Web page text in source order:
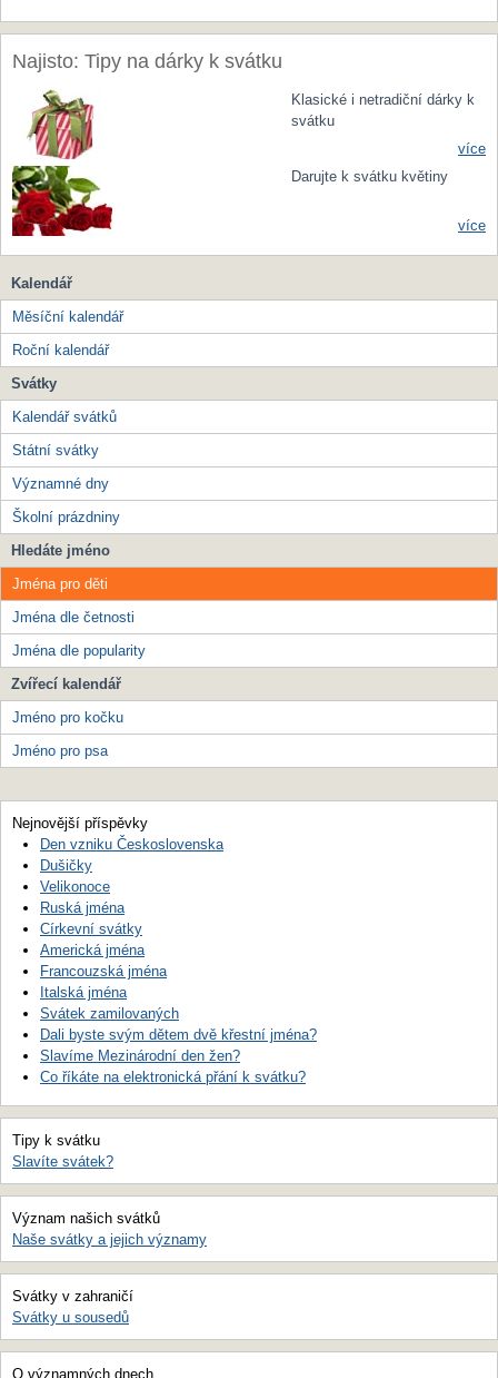
Najisto: Tipy na dárky k svátku
Klasické i netradiční dárky k
svátku
více
Darujte k svátku květiny
více
Kalendář
Měsíční kalendář
Roční kalendář
Svátky
Kalendář svátků
Státní svátky
Významné dny
Školní prázdniny
Hledáte jméno
Jména pro děti
Jména dle četnosti
Jména dle popularity
Zvířecí kalendář
Jméno pro kočku
Jméno pro psa
Nejnovější příspěvky
Den vzniku Československa
Dušičky
Velikonoce
Ruská jména
Církevní svátky
Americká jména
Francouzská jména
Italská jména
Svátek zamilovaných
Dali byste svým dětem dvě křestní jména?
Slavíme Mezinárodní den žen?
Co říkáte na elektronická přání k svátku?
Tipy k svátku
Slavíte svátek?
Význam našich svátků
Naše svátky a jejich významy
Svátky v zahraničí
Svátky u sousedů
O významných dnech